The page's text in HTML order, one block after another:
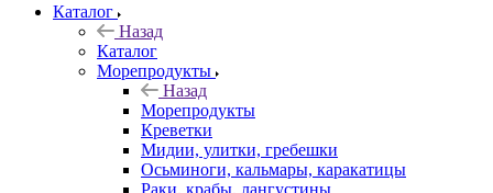
Каталог
Назад
Каталог
Морепродукты
Назад
Морепродукты
Креветки
Мидии, улитки, гребешки
Осьминоги, кальмары, каракатицы
Раки, крабы, лангустины